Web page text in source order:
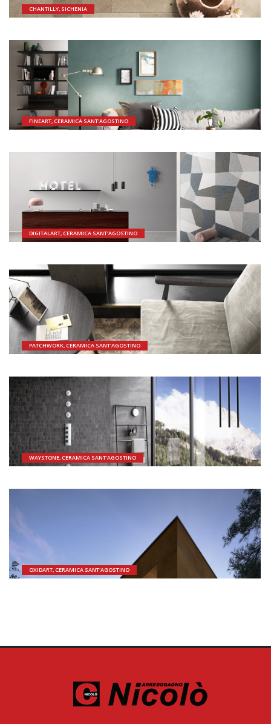
CHANTILLY, SICHENIA
FINEART, CERAMICA SANT'AGOSTINO
DIGITALART, CERAMICA SANT'AGOSTINO
PATCHWORK, CERAMICA SANT'AGOSTINO
WAYSTONE, CERAMICA SANT'AGOSTINO
OXIDART, CERAMICA SANT'AGOSTINO